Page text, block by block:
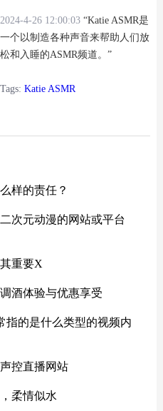
2024-4-26 12:00:03 “Katie ASMR是
一个以制造各种声音来帮助人们放
松和入睡的ASMR频道。”
Tags: Katie ASMR
样的责任？
次元动漫的网站或平台
重要X
酒体验与优惠享受
指的是什么类型的视频内
控直播网站
柔情似水